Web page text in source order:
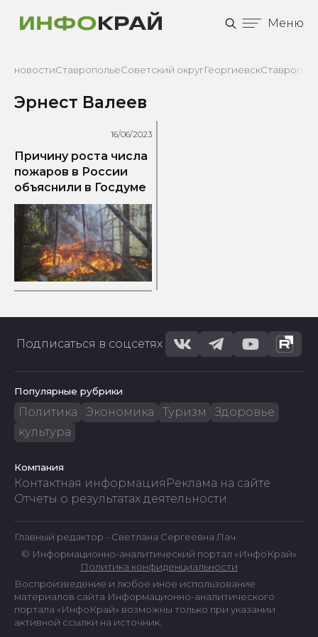
Меню
новостиСтавропольеСоветский округГеоргиевск
Эрнест Валеев
16/06/2023
Причину роста числа
пожаров в России
объяснили в Госдуме
Подписаться в соцсетях
Популярные рубрики
Политика Экономика Туризм
Здоровье
культура
Компания
Контактная информация Реклама на сайте
Отчеты о результатах деятельности
Главный редактор - Светлана Сергеевна Лач
© Информационно-аналитический портал «ИнфоКрай»
Политика конфиденциальности
Воспроизведение и любое иное использование
материалов сайта Информационно-аналитического
портала «ИнфоКрай» возможны только при указании
активной ссылки на источник.